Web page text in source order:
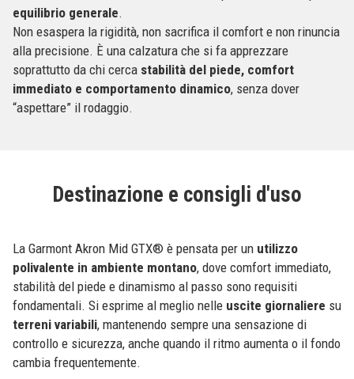
equilibrio generale.
Non esaspera la rigidità, non sacrifica il comfort e non rinuncia
alla precisione. È una calzatura che si fa apprezzare
soprattutto da chi cerca stabilità del piede, comfort
immediato e comportamento dinamico, senza dover
“aspettare” il rodaggio.
Destinazione e consigli d'uso
La Garmont Akron Mid GTX® è pensata per un utilizzo
polivalente in ambiente montano, dove comfort immediato,
stabilità del piede e dinamismo al passo sono requisiti
fondamentali. Si esprime al meglio nelle uscite giornaliere su
terreni variabili, mantenendo sempre una sensazione di
controllo e sicurezza, anche quando il ritmo aumenta o il fondo
cambia frequentemente.